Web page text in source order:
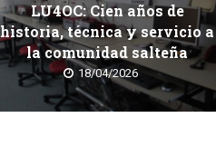
LU4OC: Cien años de
historia, técnica y servicio a
la comunidad salteña
18/04/2026